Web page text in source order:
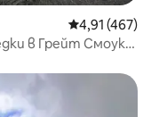
Средна
4,91 (467)
в Грейт Смоуки